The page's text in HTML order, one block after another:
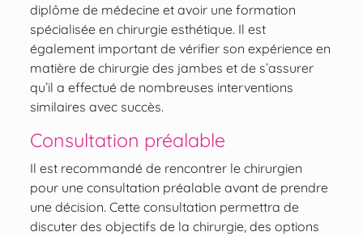
diplôme de médecine et avoir une formation
spécialisée en chirurgie esthétique. Il est
également important de vérifier son expérience en
matière de chirurgie des jambes et de s’assurer
qu’il a effectué de nombreuses interventions
similaires avec succès.
Consultation préalable
Il est recommandé de rencontrer le chirurgien
pour une consultation préalable avant de prendre
une décision. Cette consultation permettra de
discuter des objectifs de la chirurgie, des options